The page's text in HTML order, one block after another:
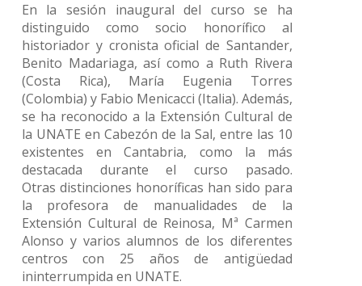
En la sesión inaugural del curso se ha
distinguido como socio honorífico al
historiador y cronista oficial de Santander,
Benito Madariaga, así como a Ruth Rivera
(Costa Rica), María Eugenia Torres
(Colombia) y Fabio Menicacci (Italia). Además,
se ha reconocido a la Extensión Cultural de
la UNATE en Cabezón de la Sal, entre las 10
existentes en Cantabria, como la más
destacada durante el curso pasado.
Otras distinciones honoríficas han sido para
la profesora de manualidades de la
Extensión Cultural de Reinosa, Mª Carmen
Alonso y varios alumnos de los diferentes
centros con 25 años de antigüedad
ininterrumpida en UNATE.